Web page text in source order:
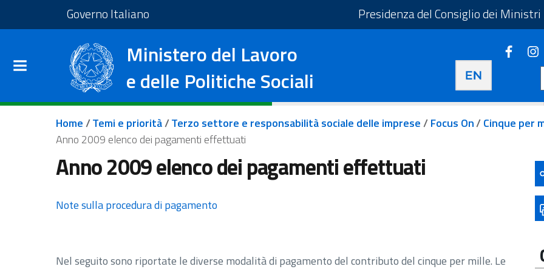
Salta al contenuto principale
Governo Italiano Vai al sito del Governo Italiano - Apre in una nuova schedaPresidenza del Consiglio dei Ministri
Ministero del Lavoro
e delle Politiche Sociali
Apre in una nuova
Apre
Briciole di pane
Home/Temi e priorità/Terzo settore e responsabilità sociale delle imprese/Focus On/Cinque per
Anno 2009 elenco dei pagamenti effettuati
Anno 2009 elenco dei pagamenti effettuati
Note sulla procedura di pagamento
Nel seguito sono riportate le diverse modalità di pagamento del contributo del cinque per mille. Le